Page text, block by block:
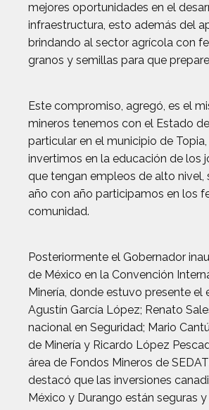
mejores oportunidades en el
infraestructura, esto además del
brindando al sector agrícola con
granos y semillas para que
Este compromiso, agregó, es el
mineros tenemos con el Estado
particular en el municipio de
invertimos en la educación de los
que tengan empleos de alto nivel,
año con año participamos en los
comunidad.
Posteriormente el Gobernador
de México en la Convención
Minería, donde estuvo presente el
Agustín García López; Renato
nacional en Seguridad; Mario
de Minería y Ricardo López
área de Fondos Mineros de
destacó que las inversiones
México y Durango están seguras